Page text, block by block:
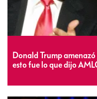
Donald Trump
esto fue lo que dijo